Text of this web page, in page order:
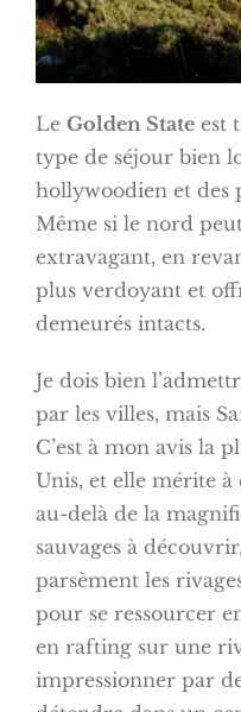
Le Golden Stateest
type de séjour bien
hollywoodien et des
Même si le nord
extravagant, en
plus verdoyant et
demeurés intacts.
Je dois bien
par les villes, mais
C’est à mon avis la
Unis, et elle mérite à
au-delà de la
sauvages à
parsèment les
pour se ressourcer
en rafting sur une
impressionner par